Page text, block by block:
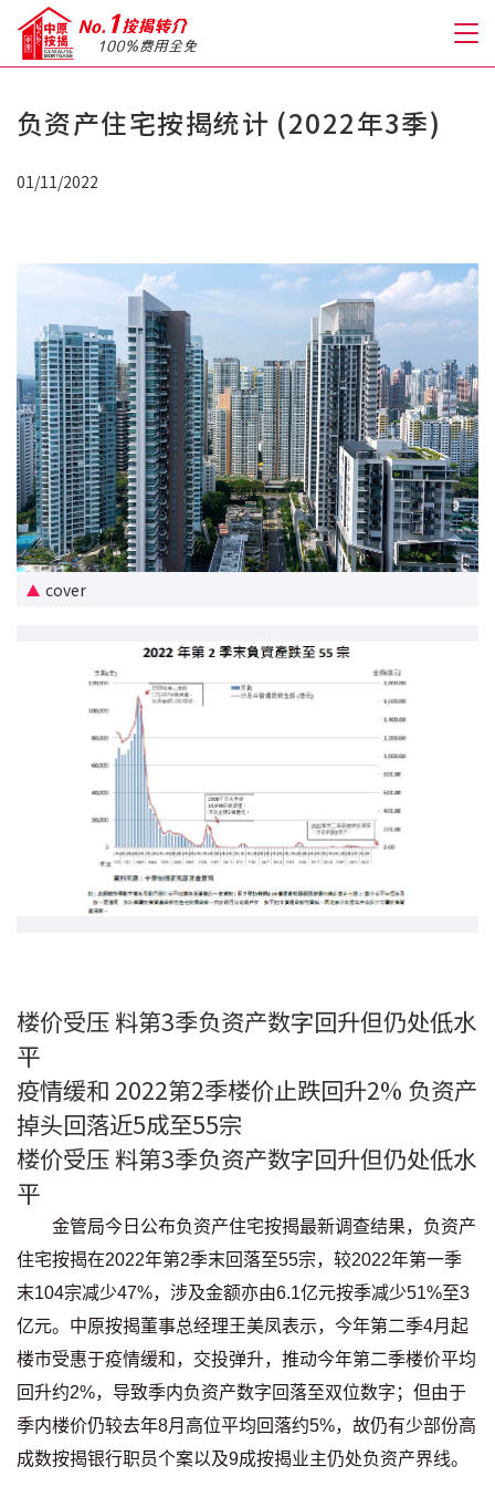
关于我们
人才房贷・开户优惠
免费房贷转介服务
免费开户转介服务
私人贷款
优惠礼遇
新盘优越按揭优惠
中原按揭标签优惠
按揭计算
转按计算
供款年期计算
印花税计算
下载中心
按揭全面睇
新闻/研究
公司动态
统计数据库
按揭快趣智识
负资产住宅按揭统计 (2022年3季)
01/11/2022
cover
楼价受压 料第3季负资产数字回升但仍处低水
平
疫情缓和 2022第2季楼价止跌回升2% 负资产
掉头回落近5成至55宗
楼价受压 料第3季负资产数字回升但仍处低水
平
金管局今日公布负资产住宅按揭最新调查结果，负资产
住宅按揭在2022年第2季末回落至55宗，较2022年第一季
末104宗减少47%，涉及金额亦由6.1亿元按季减少51%至3
亿元。中原按揭董事总经理王美凤表示，今年第二季4月起
楼市受惠于疫情缓和，交投弹升，推动今年第二季楼价平均
回升约2%，导致季内负资产数字回落至双位数字；但由于
季内楼价仍较去年8月高位平均回落约5%，故仍有少部份高
成数按揭银行职员个案以及9成按揭业主仍处负资产界线。